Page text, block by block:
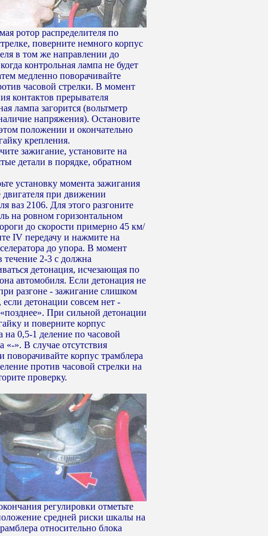
ротор распределителя по
поверните немного корпус
в том же направлении до
контрольная лампа не будет
медленно поворачивайте
часовой стрелки. В момент
контактов прерывателя
лампа загорится (вольтметр
напряжения). Остановите
положении и окончательно
крепления.
зажигание, установите на
детали в порядке, обратном
установку момента зажигания
двигателя при движении
ваз 2106. Для этого разгоните
на ровном горизонтальном
до скорости примерно 45 км/
IV передачу и нажмите на
до упора. В момент
течение 2-3 с должна
детонация, исчезающая по
автомобиля. Если детонация не
разгоне - зажигание слишком
если детонации совсем нет -
При сильной детонации
и поверните корпус
на 0,5-1 деление по часовой
«-». В случае отсутствия
поворачивайте корпус трамблера
против часовой стрелки на
проверку.
регулировки отметьте
средней риски шкалы на
относительно блока